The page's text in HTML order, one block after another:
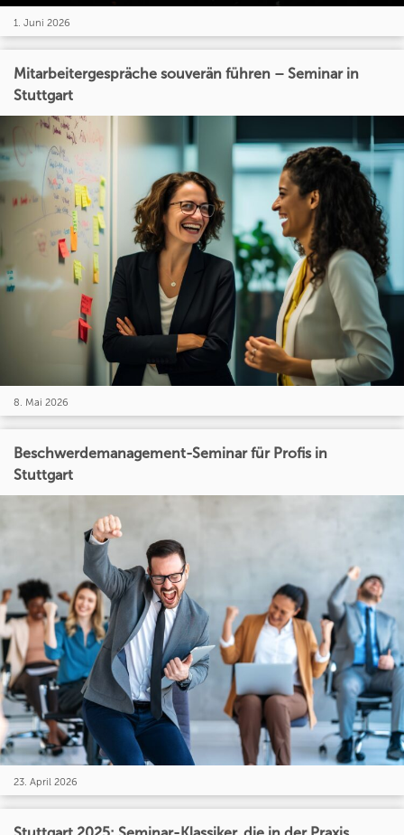
1. Juni 2026
Mitarbeitergespräche souverän führen – Seminar in
Stuttgart
8. Mai 2026
Beschwerdemanagement-Seminar für Profis in
Stuttgart
23. April 2026